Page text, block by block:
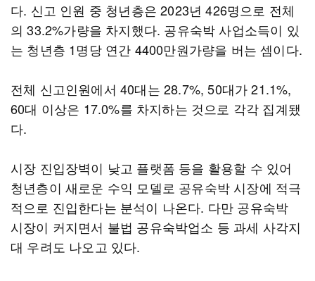
다. 신고 인원 중 청년층은 2023년 426명으로 전체
의 33.2%가량을 차지했다. 공유숙박 사업소득이 있
는 청년층 1명당 연간 4400만원가량을 버는 셈이다.
전체 신고인원에서 40대는 28.7%, 50대가 21.1%,
60대 이상은 17.0%를 차지하는 것으로 각각 집계됐
다.
시장 진입장벽이 낮고 플랫폼 등을 활용할 수 있어
청년층이 새로운 수익 모델로 공유숙박 시장에 적극
적으로 진입한다는 분석이 나온다. 다만 공유숙박
시장이 커지면서 불법 공유숙박업소 등 과세 사각지
대 우려도 나오고 있다.